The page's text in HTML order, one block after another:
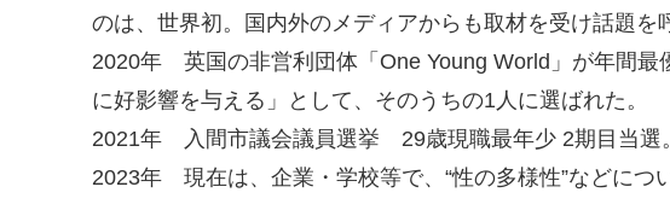
のは、世界初。国内外のメディアからも取材を受け話題を
2020年 英国の非営利団体「One Young World」が年間最
に好影響を与える」として、そのうちの1人に選ばれた。
2021年 入間市議会議員選挙 29歳現職最年少 2期目当選。
2023年 現在は、企業・学校等で、“性の多様性”などにつ